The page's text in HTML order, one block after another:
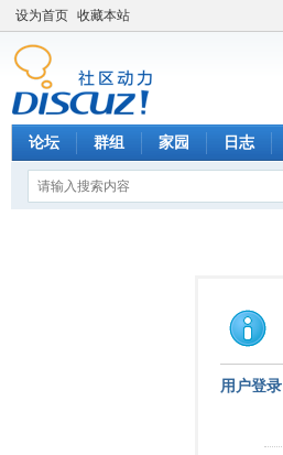
设为首页 收藏本站
论坛 群组 家园 日志
用户登录